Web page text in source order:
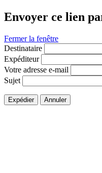
Envoyer ce lien
Fermer la fenêtre
Destinataire
Expéditeur
Votre adresse e-mail
Sujet
Expédier Annuler